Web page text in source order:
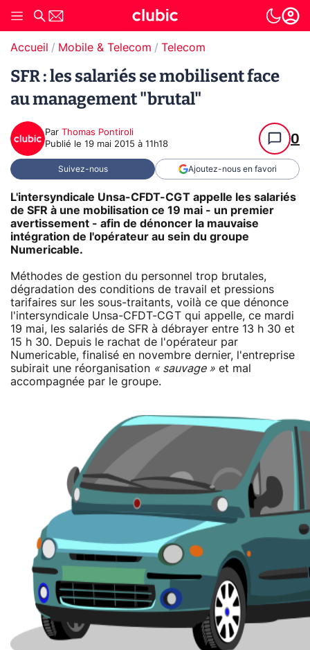
Accueil Mobile & Telecom Telecom
SFR : les salariés se mobilisent face
au management "brutal"
Par Thomas Pontiroli
Publié le 19 mai 2015 à 11h18 0
Suivez-nous Ajoutez-nous en favori
L'intersyndicale Unsa-CFDT-CGT appelle les salariés
de SFR à une mobilisation ce 19 mai - un premier
avertissement - afin de dénoncer la mauvaise
intégration de l'opérateur au sein du groupe
Numericable.
Méthodes de gestion du personnel trop brutales,
dégradation des conditions de travail et pressions
tarifaires sur les sous-traitants, voilà ce que dénonce
l'intersyndicale Unsa-CFDT-CGT qui appelle, ce mardi
19 mai, les salariés de SFR à débrayer entre 13 h 30 et
15 h 30. Depuis le rachat de l'opérateur par
Numericable, finalisé en novembre dernier, l'entreprise
subirait une réorganisation « sauvage » et mal
accompagnée par le groupe.